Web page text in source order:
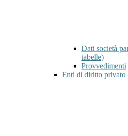
Dati società
tabelle)
Provvedimenti
Enti di diritto privato